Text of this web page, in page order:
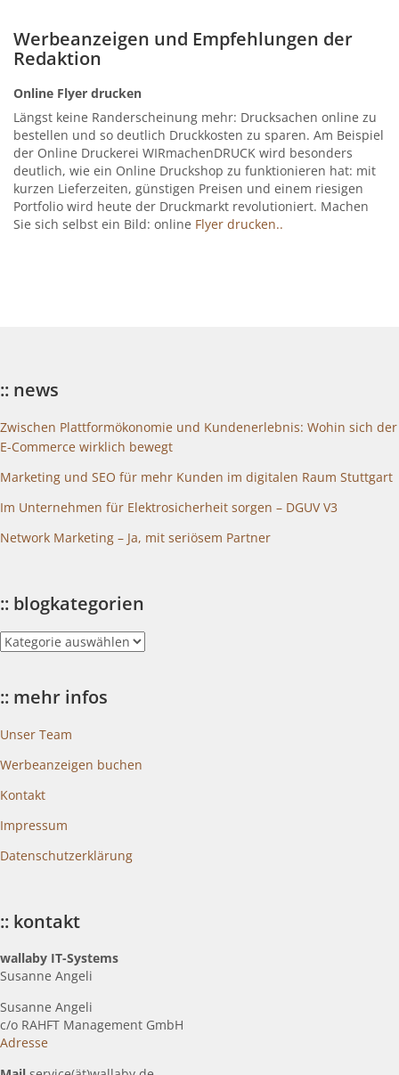
Werbeanzeigen und Empfehlungen der
Redaktion
Online Flyer drucken
Längst keine Randerscheinung mehr: Drucksachen online zu
bestellen und so deutlich Druckkosten zu sparen. Am Beispiel
der Online Druckerei WIRmachenDRUCK wird besonders
deutlich, wie ein Online Druckshop zu funktionieren hat: mit
kurzen Lieferzeiten, günstigen Preisen und einem riesigen
Portfolio wird heute der Druckmarkt revolutioniert. Machen
Sie sich selbst ein Bild: online Flyer drucken..
:: news
Zwischen Plattformökonomie und Kundenerlebnis: Wohin sich der
E-Commerce wirklich bewegt
Marketing und SEO für mehr Kunden im digitalen Raum Stuttgart
Im Unternehmen für Elektrosicherheit sorgen – DGUV V3
Network Marketing – Ja, mit seriösem Partner
:: blogkategorien
::
blogkategorien
:: mehr infos
Unser Team
Werbeanzeigen buchen
Kontakt
Impressum
Datenschutzerklärung
:: kontakt
wallaby IT-Systems
Susanne Angeli
Susanne Angeli
c/o RAHFT Management GmbH
Adresse